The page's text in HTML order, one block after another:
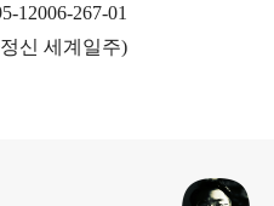
12006-267-01
신 세계일주)